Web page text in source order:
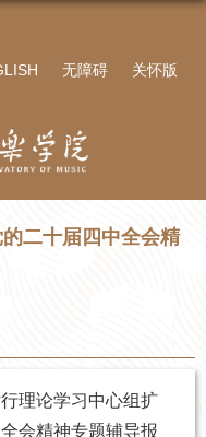
无障碍 关怀版
二十届四中全会精
理论学习中心组扩
会精神专题辅导报